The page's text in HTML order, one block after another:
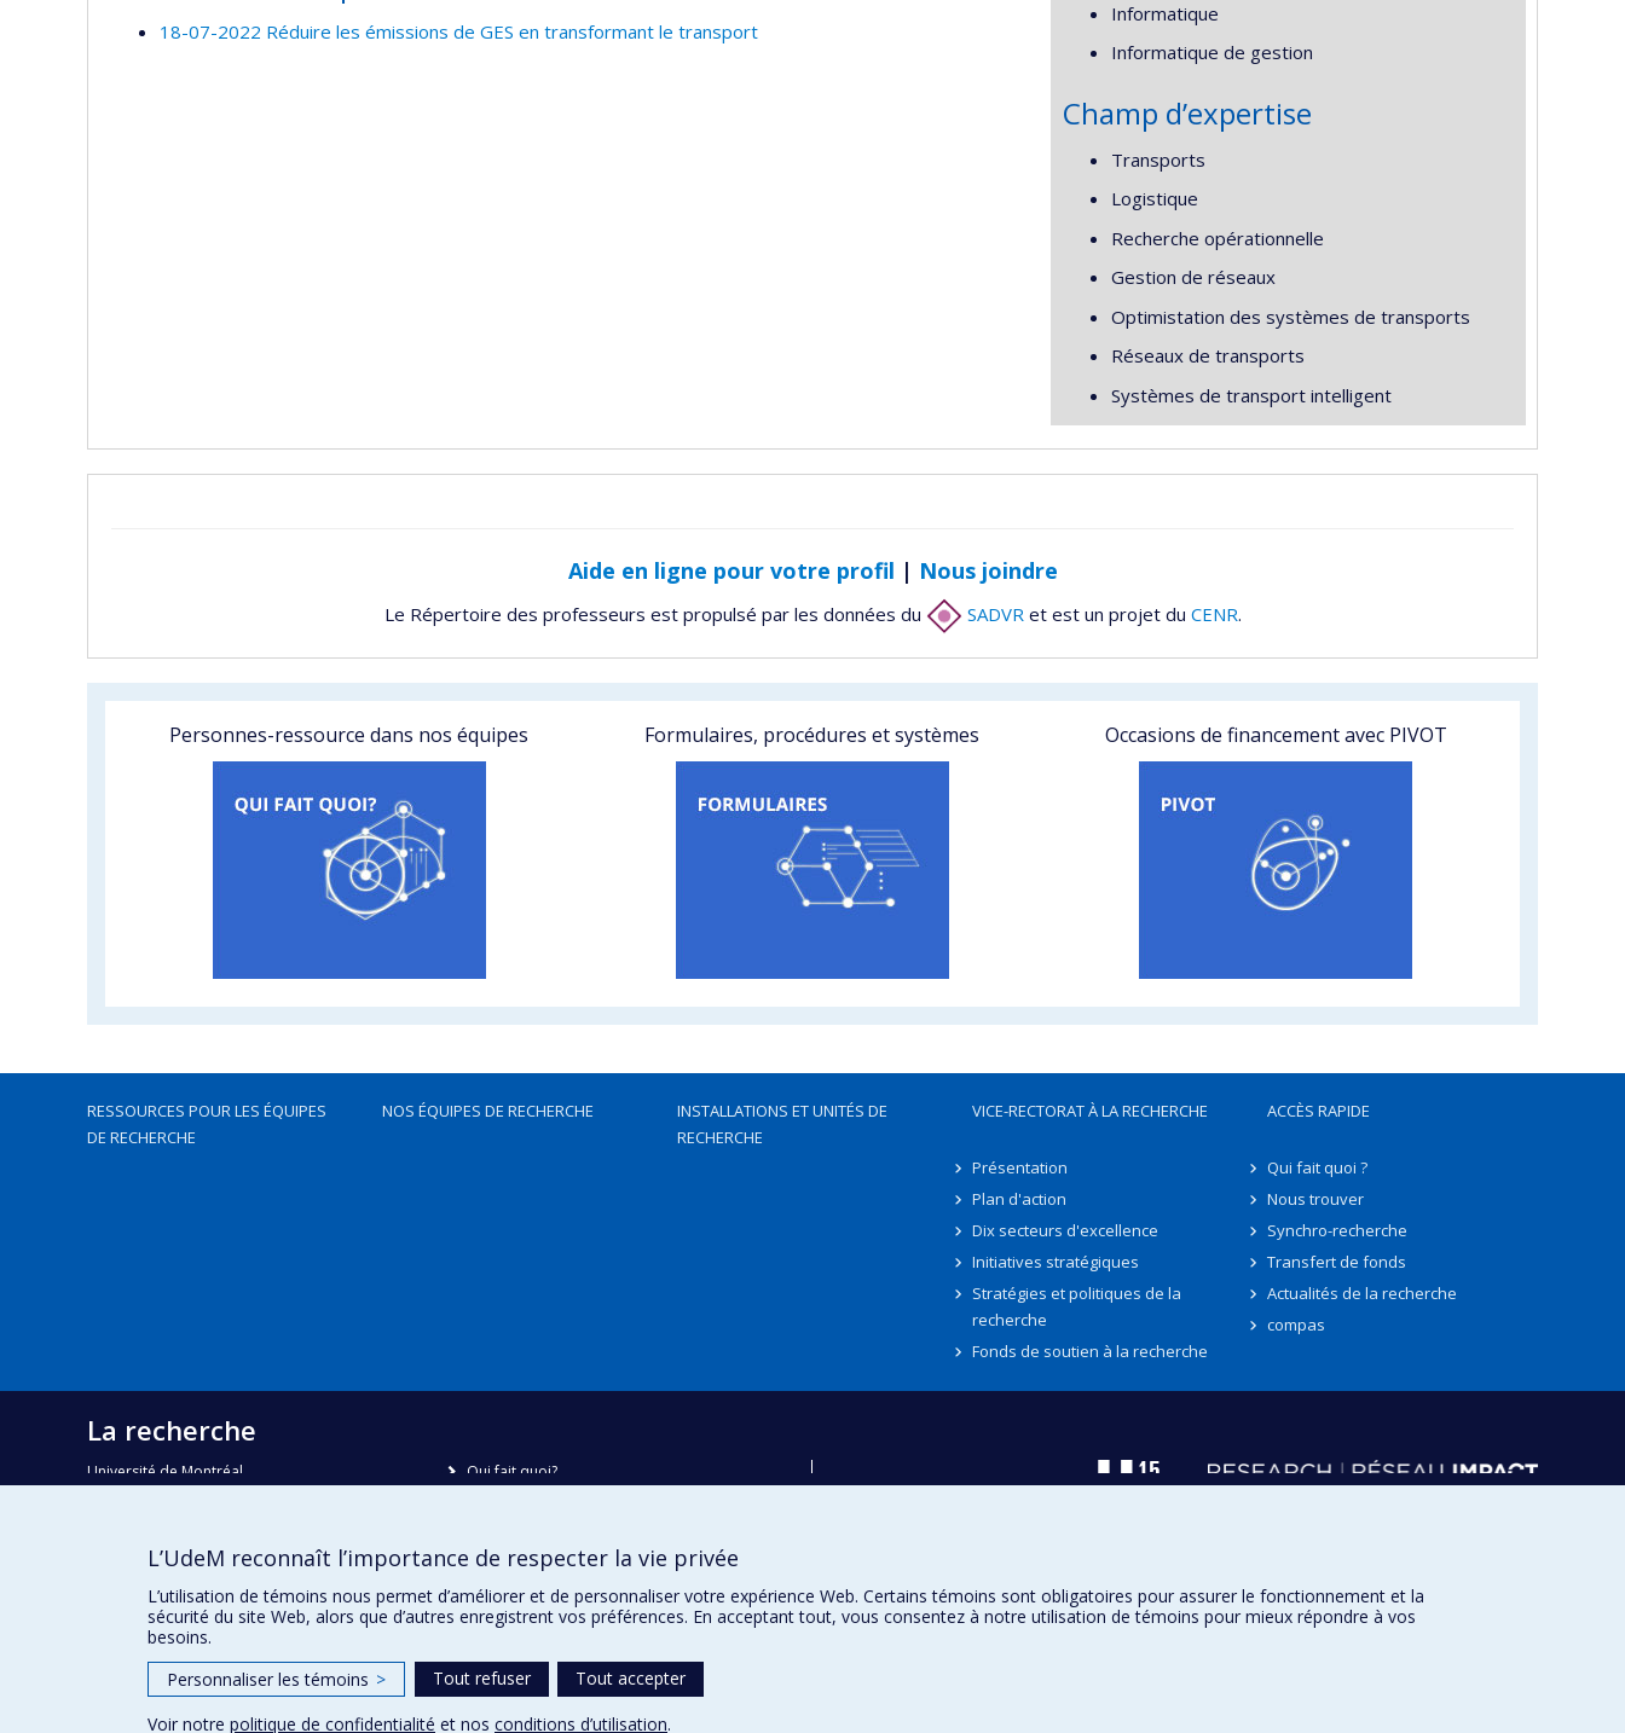
18-07-2022 Réduire les émissions de GES en transformant le transport
Informatique
Informatique de gestion
Champ d’expertise
Transports
Logistique
Recherche opérationnelle
Gestion de réseaux
Optimistation des systèmes de transports
Réseaux de transports
Systèmes de transport intelligent
Aide en ligne pour votre profil | Nous joindre
Le Répertoire des professeurs est propulsé par les données du SADVR et est un projet du CENR.
Personnes-ressource dans nos équipes Formulaires, procédures et systèmes Occasions de financement avec PIVOT
RESSOURCES POUR LES ÉQUIPES
DE RECHERCHE
NOS ÉQUIPES DE RECHERCHE
INSTALLATIONS ET UNITÉS DE
RECHERCHE
VICE-RECTORAT À LA RECHERCHE
Présentation
Plan d'action
Dix secteurs d'excellence
Initiatives stratégiques
Stratégies et politiques de la
recherche
Fonds de soutien à la recherche
ACCÈS RAPIDE
Qui fait quoi ?
Nous trouver
Synchro-recherche
Transfert de fonds
Actualités de la recherche
compas
La recherche
Université de Montréal
Courriel:recherche@umontreal.ca
Qui fait quoi?
Plan du site
Accessibilité
L’UdeM reconnaît l’importance de respecter la vie privée
L’utilisation de témoins nous permet d’améliorer et de personnaliser votre expérience Web. Certains témoins sont obligatoires pour assurer le fonctionnement et la
sécurité du site Web, alors que d’autres enregistrent vos préférences. En acceptant tout, vous consentez à notre utilisation de témoins pour mieux répondre à vos
besoins.
Personnaliser les témoins > Tout refuser
Tout accepter
Voir notre politique de confidentialité et nos conditions d’utilisation.